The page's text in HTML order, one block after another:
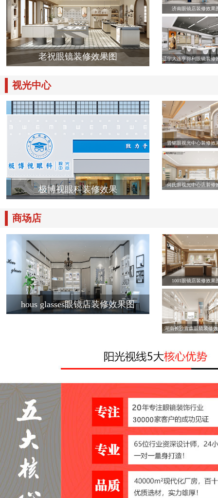
老祝眼镜装修效果图
济南眼镜店装修效果
辽宁大连亨得利眼镜装修
视光中心
极博视眼科装修效果
晋铭眼视光中心装修效
何氏眼视光中心店装修
商场店
hous glasses眼镜店装修效果图
1001眼镜店装修效果
湖南长沙青森眼镜装修